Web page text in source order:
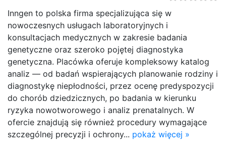
Inngen to polska firma specjalizująca się w
nowoczesnych usługach laboratoryjnych i
konsultacjach medycznych w zakresie badania
genetyczne oraz szeroko pojętej diagnostyka
genetyczna​. Placówka oferuje kompleksowy katalog
analiz — od badań wspierających planowanie rodziny i
diagnostykę niepłodności, przez ocenę predyspozycji
do chorób dziedzicznych, po badania w kierunku
ryzyka nowotworowego i analiz prenatalnych. W
ofercie znajdują się również procedury wymagające
szczególnej precyzji i ochrony... pokaż więcej »